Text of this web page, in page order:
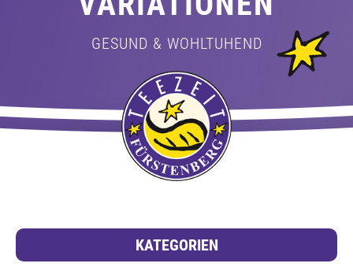
GESUND & WOHLTUHEND
KATEGORIEN